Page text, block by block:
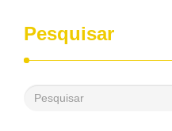
Pesquisar